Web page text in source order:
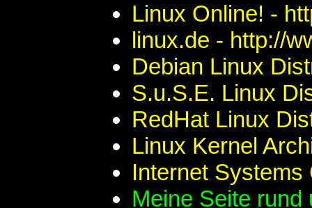
Linux Online! -
linux.de - http://
Debian Linux
S.u.S.E. Linux
RedHat Linux
Linux Kernel
Internet
Meine Seite